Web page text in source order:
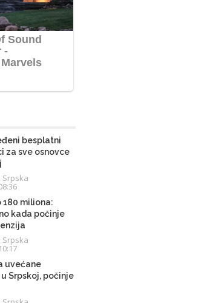
besplatni
za sve osnovce
Srpska
180 miliona:
kada počinje
Srpska
uvećane
Srpskoj, počinje